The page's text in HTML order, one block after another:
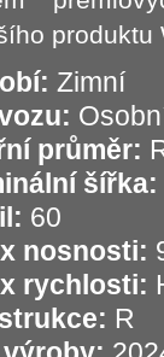
produktu
Zimní
průměr:
šířka:
60
nosnosti:
rychlosti:
R